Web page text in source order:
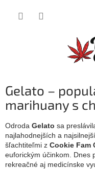
Gelato –
marihuany s
Odroda Gelato sa
najlahodnejších a
šľachtiteľmi z Cookie Fam
euforickým účinkom. Dnes
rekreačné aj medicínske